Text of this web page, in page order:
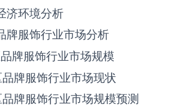
济环境分析
牌服饰行业市场分析
牌服饰行业市场规模
牌服饰行业市场现状
牌服饰行业市场规模预测